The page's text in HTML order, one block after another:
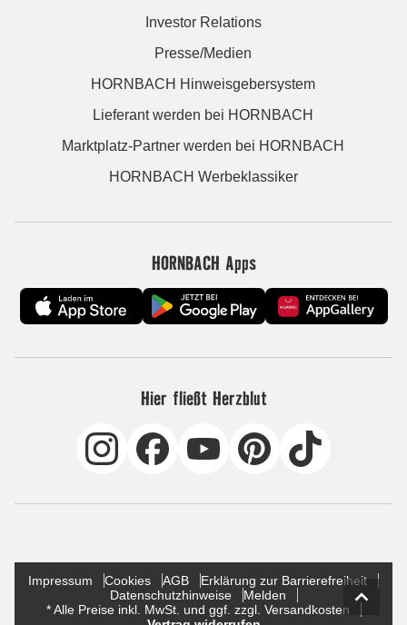
Investor Relations
Presse/Medien
HORNBACH Hinweisgebersystem
Lieferant werden bei HORNBACH
Marktplatz-Partner werden bei HORNBACH
HORNBACH Werbeklassiker
HORNBACH Apps
Hier fließt Herzblut
Impressum Cookies AGB
Erklärung zur Barrierefreiheit
Datenschutzhinweise
Melden
* Alle Preise inkl. MwSt. und ggf. zzgl. Versandkosten